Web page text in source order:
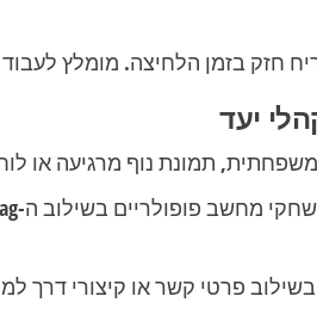
ריח חזק בזמן הלחיצה. מומלץ
תמונת נוף מרגיעה או
פרטי קשר או קיצורי דרך